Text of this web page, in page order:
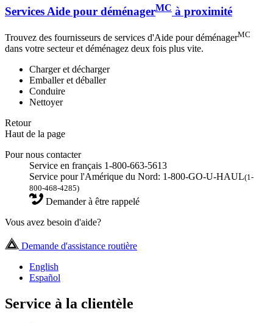
Services Aide pour déménagerMC à proximité
Trouvez des fournisseurs de services d'Aide pour déménagerMC
dans votre secteur et déménagez deux fois plus vite.
Charger et décharger
Emballer et déballer
Conduire
Nettoyer
Retour
Haut de la page
Pour nous contacter
Service en français 1-800-663-5613
Service pour l'Amérique du Nord: 1-800-GO-U-HAUL(1-
800-468-4285)
Demander à être rappelé
Vous avez besoin d'aide?
Demande d'assistance routière
English
Español
Service à la clientèle